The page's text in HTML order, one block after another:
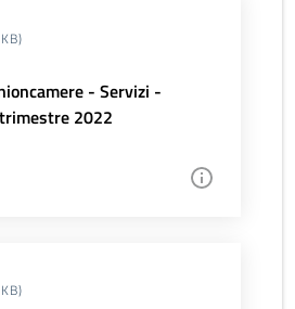
- Servizi -
2022